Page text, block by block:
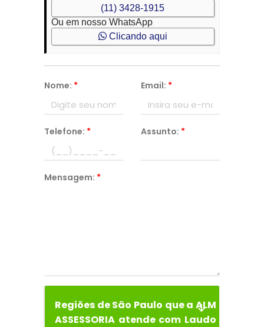
(11) 3428-1915
Ou em nosso WhatsApp
Clicando aqui
Nome: * Email: *
Telefone: * Assunto: *
Mensagem: *
Regiões de São Paulo que a ALM
ASSESSORIA atende com Laudo